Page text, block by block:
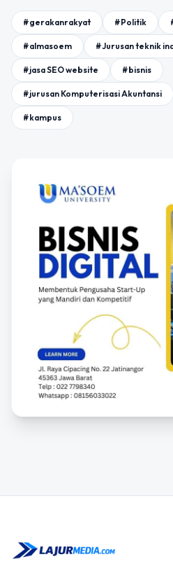
#gerakanrakyat #Politik
#almasoem #Jurusan teknik
#jasa SEO website #bisnis
#jurusan Komputerisasi Akuntansi
#kampus